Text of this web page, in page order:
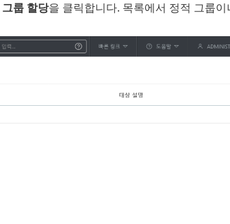
그룹 할당을 클릭합니다. 목록에서 정적 그룹